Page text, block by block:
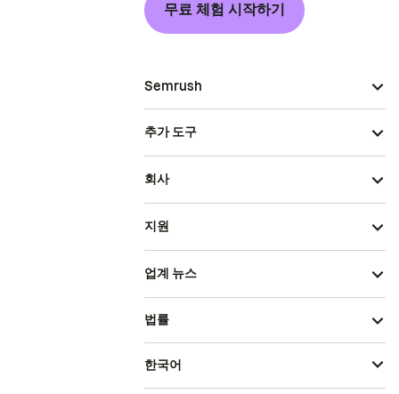
무료 체험 시작하기
Semrush
추가 도구
회사
지원
업계 뉴스
법률
한국어